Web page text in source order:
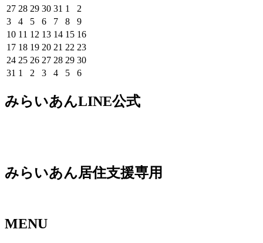
曜
日
曜
日
曜
日
曜
日
曜
日
曜
日
272026
年
7
月
27
日
282026
年
7
月
28
日
292026
年
7
月
29
日
302026
年
7
月
30
日
31 2026
年
7
月
31
日
1
2026
年
8
月
1
日
2
年
8
月
2
日
32026
年
8
月
3
日
42026
年
8
月
4
日
52026
年
8
月
5
日
62026
年
8
月
6
日
72026
年
8
月
7
日
82026
年
8
月
8
日
92026
年
8
月
9
日
102026
年
8
月
10
11 2026
年
8
月
11
12 2026
年
8
月
12
132026
年
8
月
13
142026
年
8
月
14
152026
年
8
月
15
162026
8
172026
年
8
日
182026
年
8
日
192026
年
8
日
202026
年
日
21 2026
年
8
日
22 2026
年
8
日
232026
年
日
242026
年
月
24
252026
年
25
262026
年
26
272026
年
月
27
282026
年
月
28
292026
年
29
302026
30
31 2026
月
1
2026
9
月
2 2026
9
月
32026
月
42026
9
月
52026
9
月
62026
9
月
みらいあんLINE公式
みらいあん居住支援専用
MENU